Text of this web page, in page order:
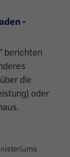
-
berichten
die
oder